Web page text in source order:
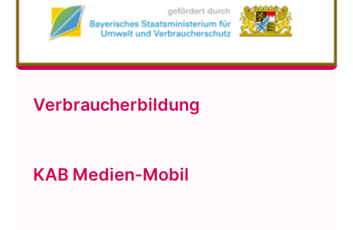
Verbraucherbildung
KAB Medien-Mobil